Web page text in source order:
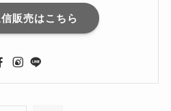
販売はこちら